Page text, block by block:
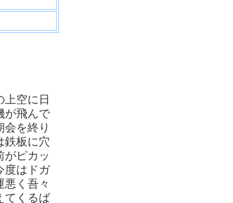
空に日
が飛んで
を終り
鉄板に穴
がピカッ
度はドガ
悪く吾々
てくるば